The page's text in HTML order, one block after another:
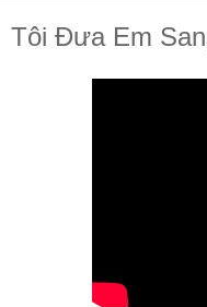
Tôi Đưa Em